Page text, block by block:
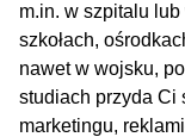
m.in. w szpitalu
szkołach,
nawet w wojsku,
studiach przyda Ci
marketingu,